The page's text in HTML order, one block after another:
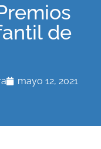
de
mayo 12, 2021